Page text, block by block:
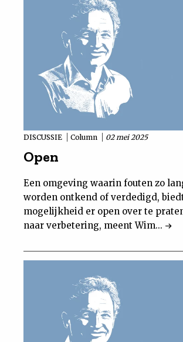
DISCUSSIE Column 02 mei 2025
Open
Een omgeving waarin fouten zo
worden ontkend of verdedigd,
mogelijkheid er open over te
naar verbetering, meent Wim...